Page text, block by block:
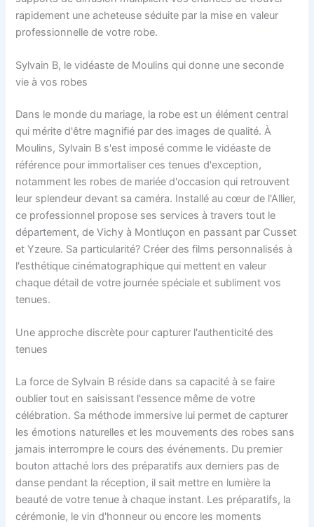
rapidement une acheteuse séduite par la mise en valeur
professionnelle de votre robe.
Sylvain B, le vidéaste de Moulins qui donne une seconde
vie à vos robes
Dans le monde du mariage, la robe est un élément central
qui mérite d'être magnifié par des images de qualité. À
Moulins, Sylvain B s'est imposé comme le vidéaste de
référence pour immortaliser ces tenues d'exception,
notamment les robes de mariée d'occasion qui retrouvent
leur splendeur devant sa caméra. Installé au cœur de l'Allier,
ce professionnel propose ses services à travers tout le
département, de Vichy à Montluçon en passant par Cusset
et Yzeure. Sa particularité? Créer des films personnalisés à
l'esthétique cinématographique qui mettent en valeur
chaque détail de votre journée spéciale et subliment vos
tenues.
Une approche discrète pour capturer l'authenticité des
tenues
La force de Sylvain B réside dans sa capacité à se faire
oublier tout en saisissant l'essence même de votre
célébration. Sa méthode immersive lui permet de capturer
les émotions naturelles et les mouvements des robes sans
jamais interrompre le cours des événements. Du premier
bouton attaché lors des préparatifs aux derniers pas de
danse pendant la réception, il sait mettre en lumière la
beauté de votre tenue à chaque instant. Les préparatifs, la
cérémonie, le vin d'honneur ou encore les moments